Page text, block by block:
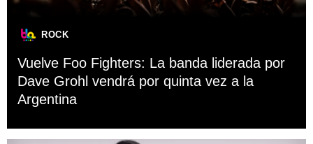
ROCK
Vuelve Foo Fighters: La banda liderada por
Dave Grohl vendrá por quinta vez a la
Argentina